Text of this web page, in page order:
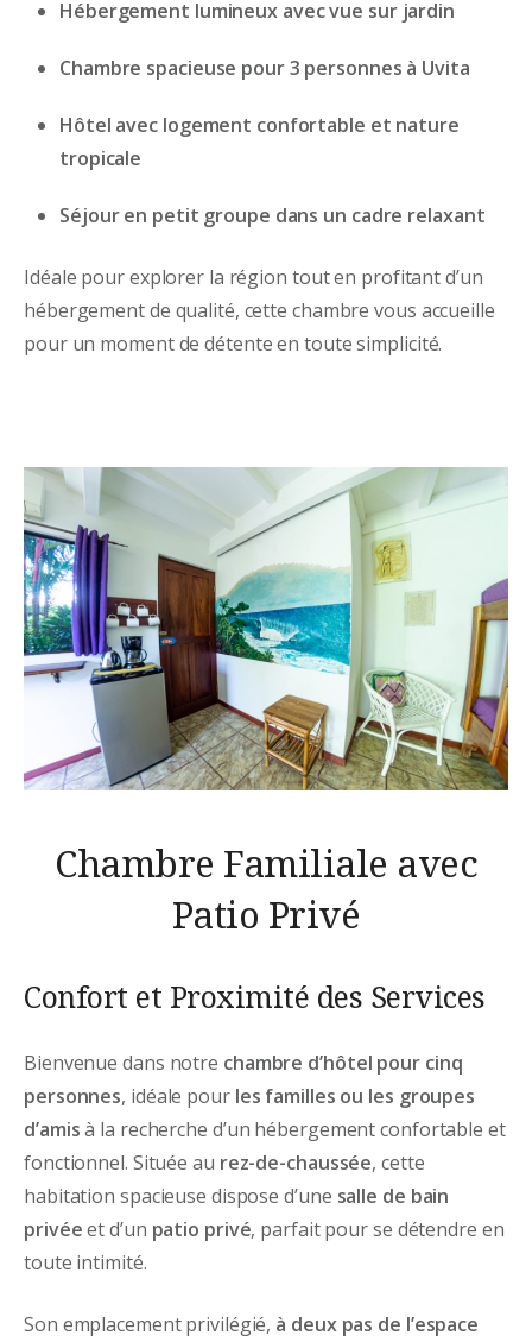
Hébergement lumineux avec vue sur jardin
Chambre spacieuse pour 3 personnes à Uvita
Hôtel avec logement confortable et nature
tropicale
Séjour en petit groupe dans un cadre relaxant
Idéale pour explorer la région tout en profitant d’un
hébergement de qualité, cette chambre vous accueille
pour un moment de détente en toute simplicité.
Chambre Familiale avec
Patio Privé
Confort et Proximité des Services
Bienvenue dans notre chambre d’hôtel pour cinq
personnes, idéale pour les familles ou les groupes
d’amisà la recherche d’un hébergement confortable et
fonctionnel. Située au rez-de-chaussée, cette
habitation spacieuse dispose d’une salle de bain
privéeet d’un patio privé, parfait pour se détendre en
toute intimité.
Son emplacement privilégié, à deux pas de l’espace